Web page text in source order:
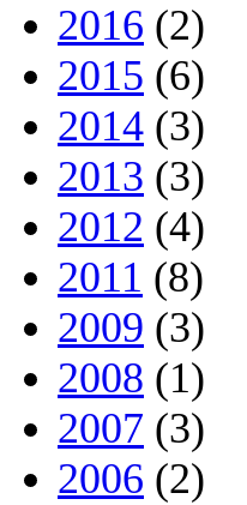
2016 (2)
2015 (6)
2014 (3)
2013 (3)
2012 (4)
2011 (8)
2009 (3)
2008 (1)
2007 (3)
2006 (2)